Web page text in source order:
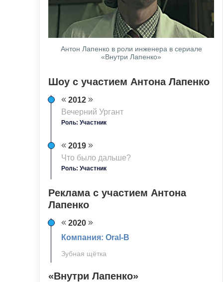
Антон Лапенко в роли инженера в сериале
«Внутри Лапенко»
Шоу с участием Антона Лапенко
2012
Вечерний Ургант
Роль: Участник
2019
Что было дальше?
Роль: Участник
Реклама с участием Антона
Лапенко
2020
Компания: Oral-B
Зубная щётка
«Внутри Лапенко»